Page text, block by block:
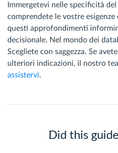
Immergetevi nelle specificità
comprendete le vostre
questi approfondimenti
decisionale. Nel mondo dei
Scegliete con saggezza. Se
ulteriori indicazioni, il nostro
assistervi.
Did this